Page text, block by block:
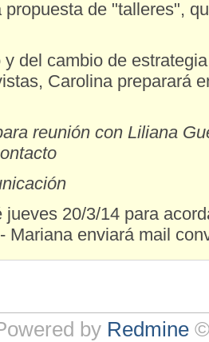
de "talleres",
del cambio de
Carolina preparará
reunión con Liliana
jueves 20/3/14 para
Mariana enviará mail
by Redmine